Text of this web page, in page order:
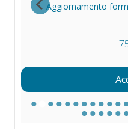
Aggiornamento